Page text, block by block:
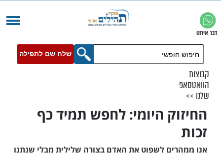
שלח שם לתפילה
היומי: לחפש תמיד כף